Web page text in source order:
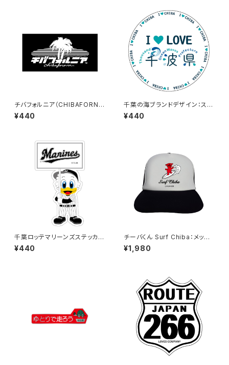
チバフォルニア（CHIBAFORNI
A）ステッカーB（Black）
¥440
千葉の海ブランドデザイン：ステ
ッカー3
¥440
千葉ロッテマリーンズステッカー
12
¥440
チーバくん Surf Chiba：メッシ
ュキャップ（Aホワイト）
¥1,980